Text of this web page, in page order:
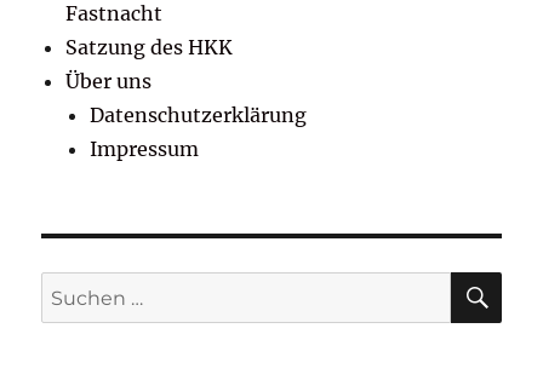
Fastnacht
Satzung des HKK
Über uns
Datenschutzerklärung
Impressum
Suchen
nach: